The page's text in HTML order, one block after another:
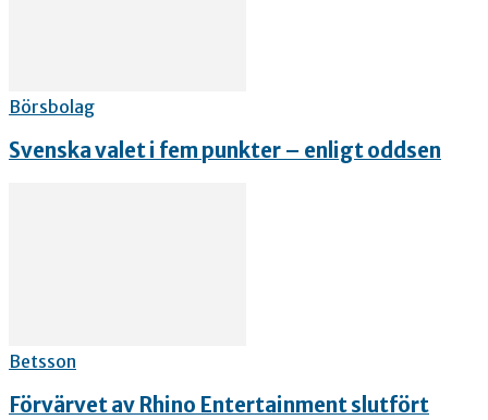
Börsbolag
Svenska valet i fem punkter – enligt oddsen
Betsson
Förvärvet av Rhino Entertainment slutfört